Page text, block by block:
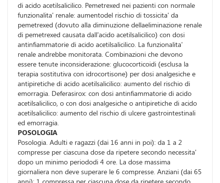
di acido acetilsalicilico. Pemetrexed nei pazienti con normale
funzionalita' renale: aumentodel rischio di tossicita' da
pemetrexed (dovuto alla diminuzione dellaeliminazione renale
di pemetrexed causata dall'acido acetilsalicilico) con dosi
antinfiammatorie di acido acetilsalicilico. La funzionalita'
renale andrebbe monitorata. Combinazioni che devono
essere tenute inconsiderazione: glucocorticoidi (esclusa la
terapia sostitutiva con idrocortisone) per dosi analgesiche e
antipiretiche di acido acetilsalicilico: aumento del rischio di
emorragia. Deferasirox: con dosi antinfiammatorie di acido
acetilsalicilico, o con dosi analgesiche o antipiretiche di acido
acetilsalicilico: aumento del rischio di ulcere gastrointestinali
ed emorragia.
POSOLOGIA
Posologia. Adulti e ragazzi (dai 16 anni in poi): da 1 a 2
compresse per ciascuna dose da ripetere secondo necessita'
dopo un minimo periododi 4 ore. La dose massima
giornaliera non deve superare le 6 compresse. Anziani (dai 65